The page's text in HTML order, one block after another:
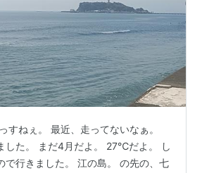
すねぇ。 最近、走ってないなぁ。
した。 まだ4月だよ。 27℃だよ。 し
で行きました。 江の島。 の先の、七